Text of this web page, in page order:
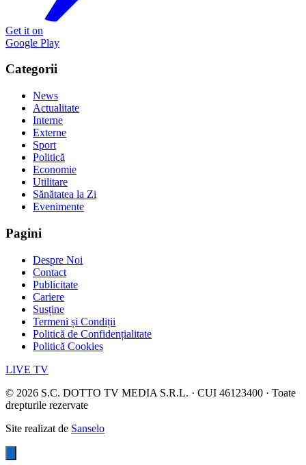
Get it on
Google Play
Categorii
News
Actualitate
Interne
Externe
Sport
Politică
Economie
Utilitare
Sănătatea la Zi
Evenimente
Pagini
Despre Noi
Contact
Publicitate
Cariere
Susține
Termeni și Condiții
Politică de Confidențialitate
Politică Cookies
LIVE TV
© 2026 S.C. DOTTO TV MEDIA S.R.L. · CUI 46123400 · Toate
drepturile rezervate
Site realizat de Sanselo